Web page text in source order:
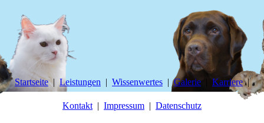
Startseite Leistungen Wissenwertes Galerie Karriere
Kontakt Impressum Datenschutz